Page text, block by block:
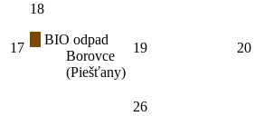
17
18
BIO odpad
Borovce
(Piešťany)
19 20
26